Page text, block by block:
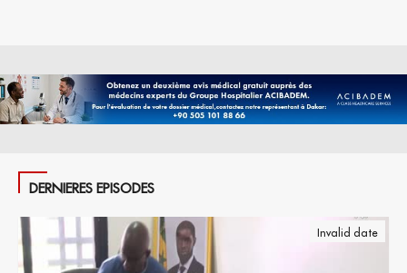
DERNIERES EPISODES
Invalid date